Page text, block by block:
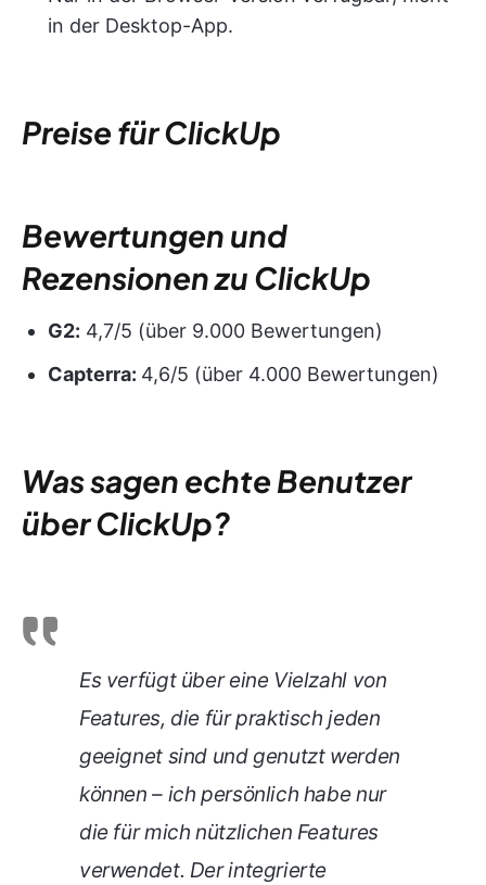
in der Desktop-App.
Preise für ClickUp
Bewertungen und
Rezensionen zu ClickUp
G2: 4,7/5 (über 9.000 Bewertungen)
Capterra: 4,6/5 (über 4.000 Bewertungen)
Was sagen echte Benutzer
über ClickUp?
Es verfügt über eine Vielzahl von
Features, die für praktisch jeden
geeignet sind und genutzt werden
können – ich persönlich habe nur
die für mich nützlichen Features
verwendet. Der integrierte